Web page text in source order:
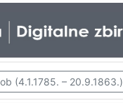
(4.1.1785. – 20.9.1863.)